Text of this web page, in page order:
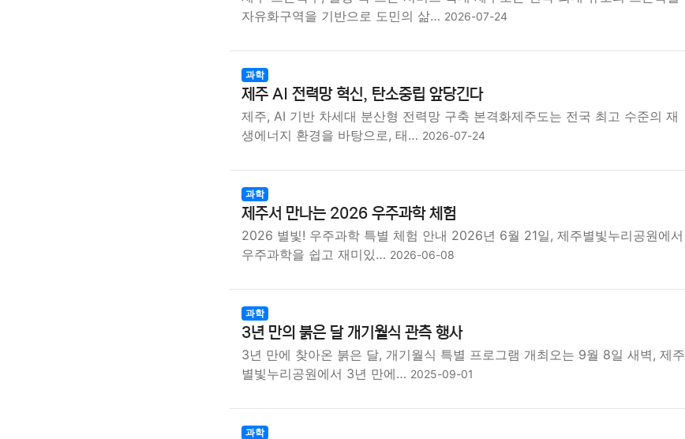
자유화구역을 기반으로 도민의 삶… 2026-07-24
과학
제주 AI 전력망 혁신, 탄소중립 앞당긴다
제주, AI 기반 차세대 분산형 전력망 구축 본격화제주도는 전국 최고 수준의 재
생에너지 환경을 바탕으로, 태… 2026-07-24
과학
제주서 만나는 2026 우주과학 체험
2026 별빛! 우주과학 특별 체험 안내 2026년 6월 21일, 제주별빛누리공원에서
우주과학을 쉽고 재미있… 2026-06-08
과학
3년 만의 붉은 달 개기월식 관측 행사
3년 만에 찾아온 붉은 달, 개기월식 특별 프로그램 개최오는 9월 8일 새벽, 제주
별빛누리공원에서 3년 만에… 2025-09-01
과학